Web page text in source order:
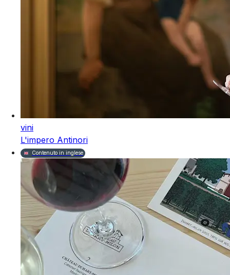
vini
L'impero Antinori
Contenuto in inglese